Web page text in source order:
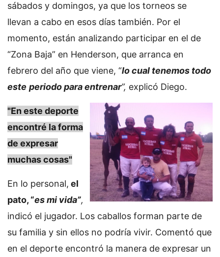
sábados y domingos, ya que los torneos se
llevan a cabo en esos días también. Por el
momento, están analizando participar en el de
“Zona Baja” en Henderson, que arranca en
febrero del año que viene, “lo cual tenemos todo
este periodo para entrenar”, explicó Diego.
"En este deporte
encontré la forma
de expresar
muchas cosas"
En lo personal, el
pato, “es mi vida”,
indicó el jugador. Los caballos forman parte de
su familia y sin ellos no podría vivir. Comentó que
en el deporte encontró la manera de expresar un